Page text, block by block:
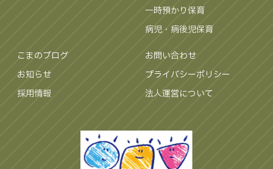
一時預かり保育
病児・病後児保育
こまのブログ
お知らせ
採用情報
お問い合わせ
プライバシーポリシー
法人運営について